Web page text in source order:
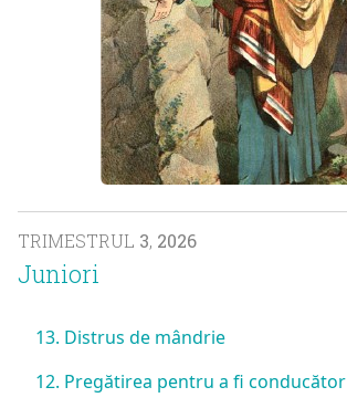
TRIMESTRUL 3, 2026
Juniori
13. Distrus de mândrie
12. Pregătirea pentru a fi conducător